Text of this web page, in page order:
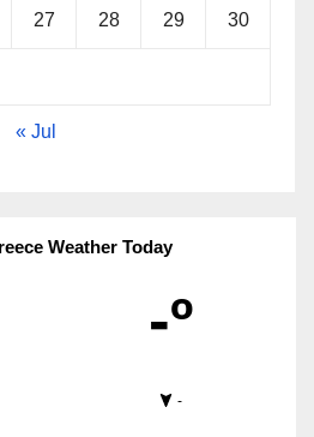
27 28 29 30
« Jul
Weather Today
-º
-